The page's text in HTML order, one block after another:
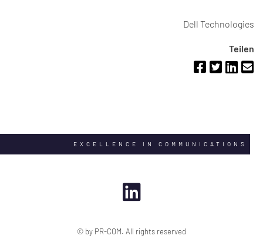
Dell Technologies
Teilen
EXCELLENCE IN COMMUNICATIONS
© by PR-COM. All rights reserved